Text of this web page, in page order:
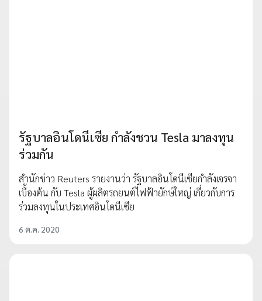
รัฐบาลอินโดนีเซีย กำลังชวน Tesla มาลงทุน
ร่วมกัน
สำนักข่าว Reuters รายงานว่า รัฐบาลอินโดนีเซียกำลังเจรจา
เบื้องต้น กับ Tesla ผู้ผลิตรถยนต์ไฟฟ้ายักษ์ใหญ่ เกี่ยวกับการ
ร่วมลงทุนในประเทศอินโดนีเซีย
6 ต.ค. 2020